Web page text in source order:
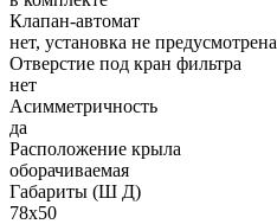
Клапан-автомат
нет, установка не предусмотрена
Отверстие под кран фильтра
нет
Асимметричность
да
Расположение крыла
оборачиваемая
Габариты (Ш Д)
78х50